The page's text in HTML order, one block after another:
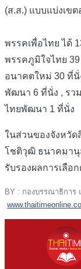
(ส.ส.) แบบแบ่งเข
พรรคเพื่อไทย ได้
พรรคภูมิใจไทย
อนาคตใหม่ 30 ที่
พัฒนา 6 ที่นั่ง , รว
ไทยพัฒนา 1 ที่นั่ง
ในส่วนของจังหวัด
โชติวุฒิ ธนาคมานุ
รับรองผลการเลือ
BY : กองบรรณาธิการ